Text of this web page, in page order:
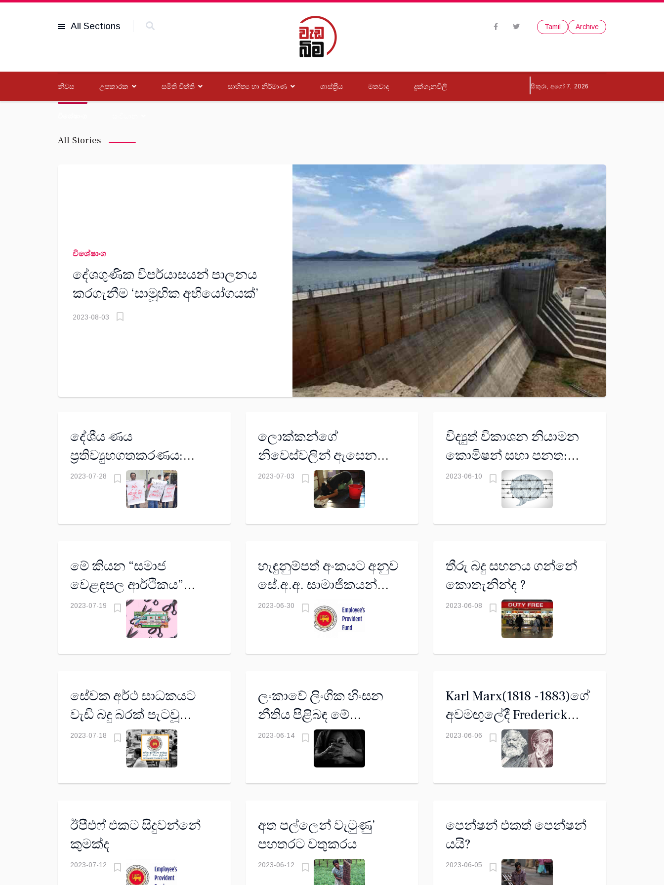
All Sections Tamil Archive
නිවස උපකාරක සමිති විත්ති සාහිත්‍ය හා නිර්මාණ ශාස්ත‍්‍රීය මතවාද දුක්ගැනවිලි සිකුරා, අගෝ 7, 2026
All Stories
විශේෂාංග
දේශගුණික විපර්යාසයන් පාලනය
කරගැනීම ‘සාමූහික අභියෝගයක්’
2023-08-03
දේශීය ණය
ප්‍රතිව්‍යුහගතකරණය:
සේවක අර්ථ සාධක
අරමුදලට සිදුවන්නේ
2023-07-28
ලොක්කන්ගේ
නිවෙස්වලින් ඇසෙන
ගෘහස්ථ සේවකයින්ගේ
2023-07-03
විද්‍යුත් විකාශන නියාමන
කොමිෂන් සභා පනත:
මාධ්‍යයේ කටට වැට
2023-06-10
මේ කියන “සමාජ
වෙළඳපල ආර්ථිකය”
සුවසැරියක් නොවේ
2023-07-19
හැඳුනුම්පත් අංකයට අනුව
සේ.අ.අ. සාමාජිකයන්
නැවත ලියාපදිංචිය
2023-06-30
තීරු බදු සහනය ගන්නේ
කොතැනින්ද ?
2023-06-08
සේවක අර්ථ සාධකයට
වැඩි බදු බරක් පැටවූ
ප්‍රශස්ත කරණය..
2023-07-18
ලංකාවේ ලිංගික හිංසන
නීතිය පිළිබඳ මේ
තොරතුරු ගැන ඔබ
දැනුවත් ද?
2023-06-14
Karl Marx(1818 -1883)ගේ
අවමඟුලේදී Frederick
Engels (1820 - 1895) කළ
2023-06-06
ඊපීඑෆ් එකට සිදුවන්නේ
කුමක්ද
2023-07-12
අත පල්ලෙන් වැටුණු’
පහතරට වතුකරය
2023-06-12
පෙන්ෂන් එකත් පෙන්ෂන්
යයි?
2023-06-05